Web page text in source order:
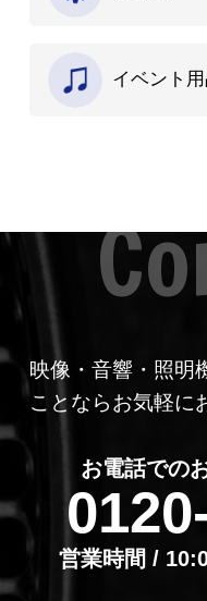
イベント
映像・音響・照明
ことならお気軽に
お電話での
営業時間 /